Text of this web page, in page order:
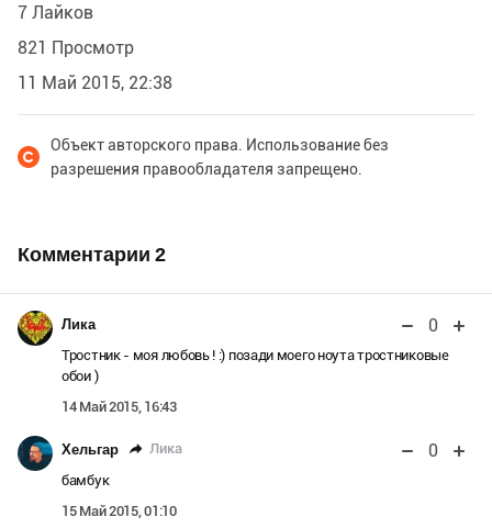
7 Лайков
821 Просмотр
11 Май 2015, 22:38
Объект авторского права. Использование без
разрешения правообладателя запрещено.
Комментарии 2
Лика 0
Тростник - моя любовь ! :) позади моего ноута тростниковые
обои )
14 Май 2015, 16:43
Хельгар Лика 0
бамбук
15 Май 2015, 01:10